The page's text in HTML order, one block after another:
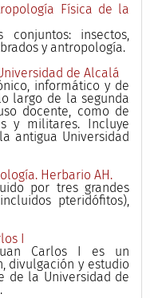
Física de la
conjuntos: insectos,
y antropología.
de Alcalá
informático y de
largo de la segunda
docente, como de
y militares. Incluye
antigua Universidad
Herbario AH.
por tres grandes
pteridófitos),
I
Carlos I es un
divulgación y estudio
de la Universidad de